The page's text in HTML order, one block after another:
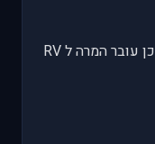
שטח ישראל ITO2 החדש והכי מעודכן עובר המרה ל RV